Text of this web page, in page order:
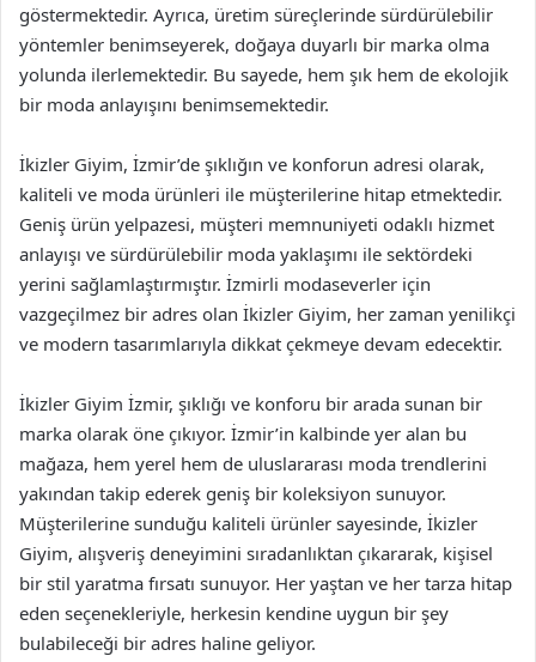
göstermektedir. Ayrıca, üretim süreçlerinde sürdürülebilir
yöntemler benimseyerek, doğaya duyarlı bir marka olma
yolunda ilerlemektedir. Bu sayede, hem şık hem de ekolojik
bir moda anlayışını benimsemektedir.
İkizler Giyim, İzmir’de şıklığın ve konforun adresi olarak,
kaliteli ve moda ürünleri ile müşterilerine hitap etmektedir.
Geniş ürün yelpazesi, müşteri memnuniyeti odaklı hizmet
anlayışı ve sürdürülebilir moda yaklaşımı ile sektördeki
yerini sağlamlaştırmıştır. İzmirli modaseverler için
vazgeçilmez bir adres olan İkizler Giyim, her zaman yenilikçi
ve modern tasarımlarıyla dikkat çekmeye devam edecektir.
İkizler Giyim İzmir, şıklığı ve konforu bir arada sunan bir
marka olarak öne çıkıyor. İzmir’in kalbinde yer alan bu
mağaza, hem yerel hem de uluslararası moda trendlerini
yakından takip ederek geniş bir koleksiyon sunuyor.
Müşterilerine sunduğu kaliteli ürünler sayesinde, İkizler
Giyim, alışveriş deneyimini sıradanlıktan çıkararak, kişisel
bir stil yaratma fırsatı sunuyor. Her yaştan ve her tarza hitap
eden seçenekleriyle, herkesin kendine uygun bir şey
bulabileceği bir adres haline geliyor.